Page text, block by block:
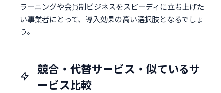
ラーニングや会員制ビジネスをスピーディに立ち上げた
い事業者にとって、導入効果の高い選択肢となるでしょ
う。
競合・代替サービス・似ているサ
ービス比較